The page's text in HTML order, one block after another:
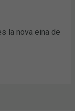
la nova eina de